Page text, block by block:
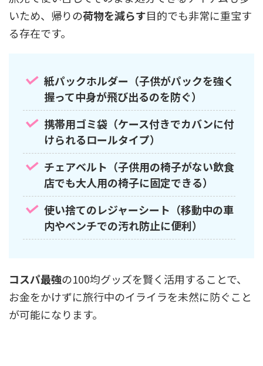
いため、帰りの荷物を減らす目的でも非常に重宝す
る存在です。
紙パックホルダー（子供がパックを強く
握って中身が飛び出るのを防ぐ）
携帯用ゴミ袋（ケース付きでカバンに付
けられるロールタイプ）
チェアベルト（子供用の椅子がない飲食
店でも大人用の椅子に固定できる）
使い捨てのレジャーシート（移動中の車
内やベンチでの汚れ防止に便利）
コスパ最強の100均グッズを賢く活用することで、
お金をかけずに旅行中のイライラを未然に防ぐこと
が可能になります。